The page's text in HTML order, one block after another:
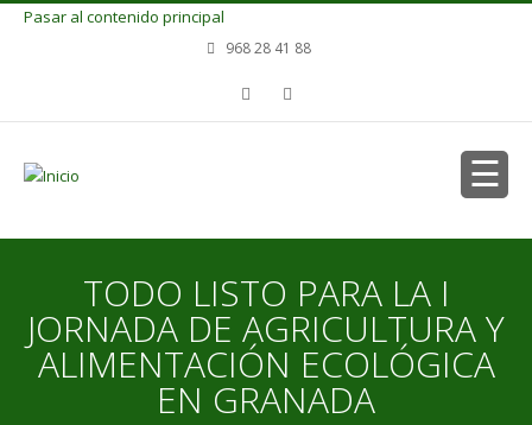
Pasar al contenido principal
968 28 41 88
TODO LISTO PARA LA I
JORNADA DE AGRICULTURA Y
ALIMENTACIÓN ECOLÓGICA
EN GRANADA